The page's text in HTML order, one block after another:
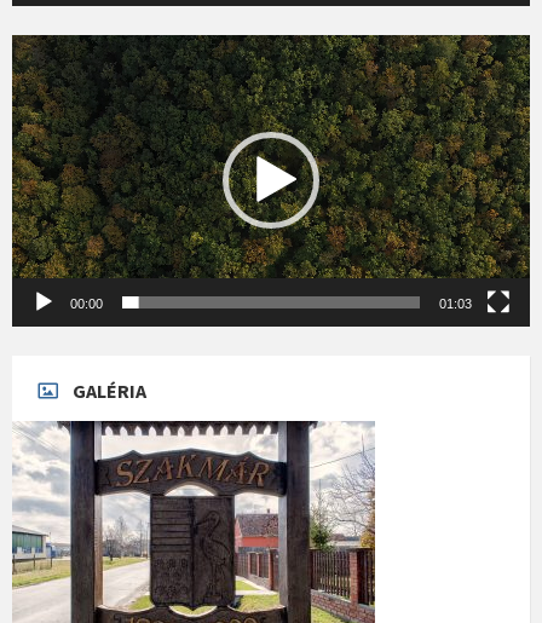
Videólejátszó
00:00 01:03
GALÉRIA